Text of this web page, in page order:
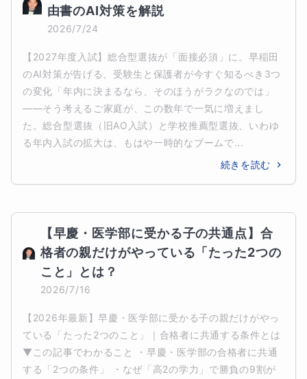
由書のAI対策を解説
2026/7/24
【2027年度入試】総合型選抜が「面接必須」に。早稲田
のAI対策が告げる、受験生と保護者が今すぐ知るべき3つ
の変化「年内に決まるなら、そのほうがラクなのでは」
——そう考えるご家庭が、この数年で一気に増えまし
た。総合型選抜（旧AO入試）と学校推薦型選抜、いわゆ
る年内入試の拡大は、もはや一時的なブームで...
続きを読む
【早慶・医学部に受かる子の共通点】合
格者の親だけがやっている「たった2つの
こと」とは？
2026/7/16
【2026年最新】早慶・医学部に受かる子の親だけがやっ
ている「たった2つのこと」｜合格者に共通する条件とは
▼この記事でわかること ・早慶・医学部の合格者に共通
する「2つの条件」 ・なぜ「高2の学力」で勝負の9割が